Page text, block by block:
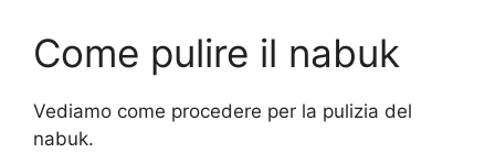
Come pulire il nabuk
Vediamo come procedere per la pulizia del
nabuk.